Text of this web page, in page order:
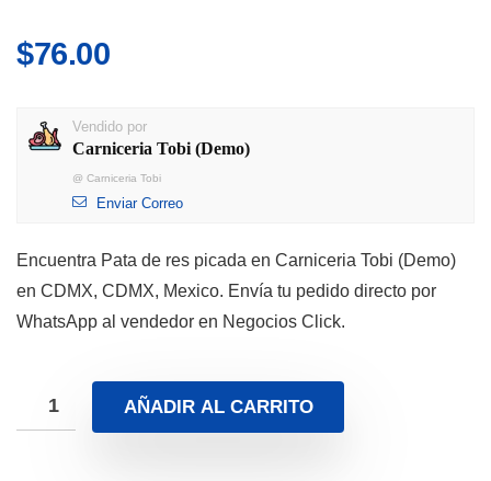
$76.00
Vendido por
Carniceria Tobi (Demo)
@ Carniceria Tobi
Enviar Correo
Encuentra Pata de res picada en Carniceria Tobi (Demo)
en CDMX, CDMX, Mexico. Envía tu pedido directo por
WhatsApp al vendedor en Negocios Click.
AÑADIR AL CARRITO